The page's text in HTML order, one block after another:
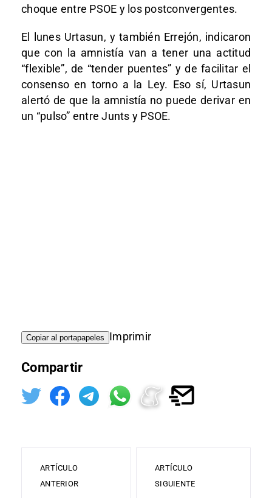
choque entre PSOE y los postconvergentes.
El lunes Urtasun, y también Errejón, indicaron
que con la amnistía van a tener una actitud
“flexible”, de “tender puentes” y de facilitar el
consenso en torno a la Ley. Eso sí, Urtasun
alertó de que la amnistía no puede derivar en
un “pulso” entre Junts y PSOE.
Copiar al portapapeles Imprimir
Compartir
ARTÍCULO
ANTERIOR
ARTÍCULO
SIGUIENTE